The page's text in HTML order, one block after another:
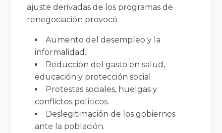
ajuste derivadas de los programas de
renegociación provocó:
Aumento del desempleo y la
informalidad.
Reducción del gasto en salud,
educación y protección social.
Protestas sociales, huelgas y
conflictos políticos.
Deslegitimación de los gobiernos
ante la población.